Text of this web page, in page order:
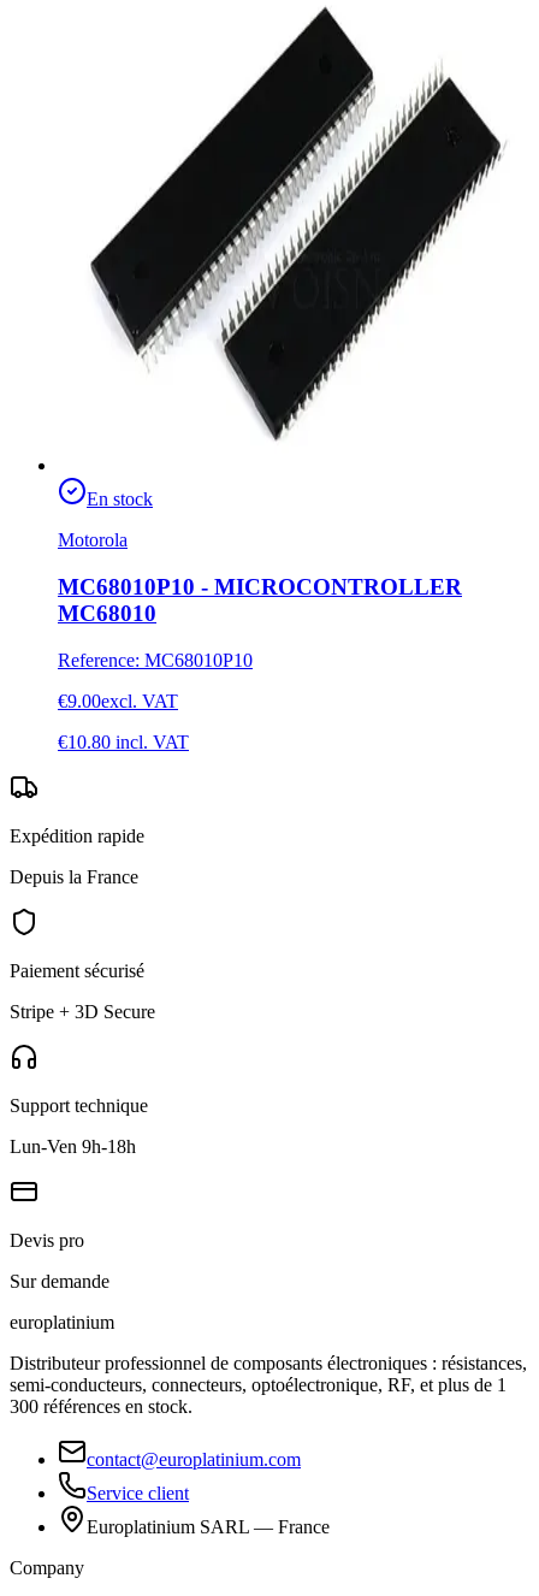
En stock
Motorola
MC68010P10 - MICROCONTROLLER
MC68010
Reference: MC68010P10
€9.00excl. VAT
€10.80 incl. VAT
Expédition rapide
Depuis la France
Paiement sécurisé
Stripe + 3D Secure
Support technique
Lun-Ven 9h-18h
Devis pro
Sur demande
europlatinium
Distributeur professionnel de composants électroniques : résistances,
semi-conducteurs, connecteurs, optoélectronique, RF, et plus de 1
300 références en stock.
contact@europlatinium.com
Service client
Europlatinium SARL — France
Company